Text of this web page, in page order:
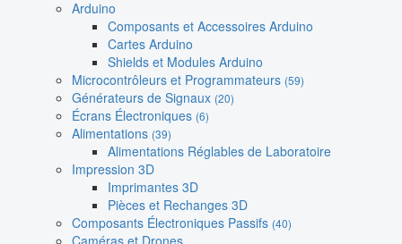
Arduino
Composants et Accessoires Arduino
Cartes Arduino
Shields et Modules Arduino
Microcontrôleurs et Programmateurs (59)
Générateurs de Signaux (20)
Écrans Électroniques (6)
Alimentations (39)
Alimentations Réglables de Laboratoire
Impression 3D
Imprimantes 3D
Pièces et Rechanges 3D
Composants Électroniques Passifs (40)
Caméras et Drones